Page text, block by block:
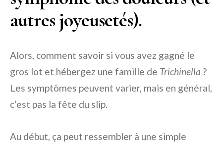
autres joyeusetés).
Alors, comment savoir si vous avez gagné le
gros lot et hébergez une famille de Trichinella ?
Les symptômes peuvent varier, mais en général,
c’est pas la fête du slip.
Au début, ça peut ressembler à une simple